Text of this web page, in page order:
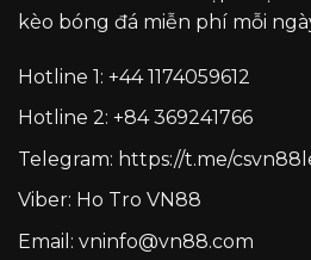
kèo bóng đá miễn phí mỗi
Hotline 1: +44 1174059612
Hotline 2: +84 369241766
Telegram: https://t.me/
Viber: Ho Tro VN88
Email: vninfo@vn88.com